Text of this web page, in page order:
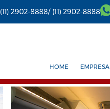
(11) 2902-8888/ (11) 2902-8888
HOME EMPRESA